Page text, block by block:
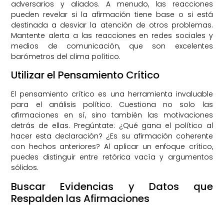
adversarios y aliados. A menudo, las reacciones
pueden revelar si la afirmación tiene base o si está
destinada a desviar la atención de otros problemas.
Mantente alerta a las reacciones en redes sociales y
medios de comunicación, que son excelentes
barómetros del clima político.
Utilizar el Pensamiento Crítico
El pensamiento crítico es una herramienta invaluable
para el análisis político. Cuestiona no solo las
afirmaciones en sí, sino también las motivaciones
detrás de ellas. Pregúntate: ¿Qué gana el político al
hacer esta declaración? ¿Es su afirmación coherente
con hechos anteriores? Al aplicar un enfoque crítico,
puedes distinguir entre retórica vacía y argumentos
sólidos.
Buscar Evidencias y Datos que
Respalden las Afirmaciones